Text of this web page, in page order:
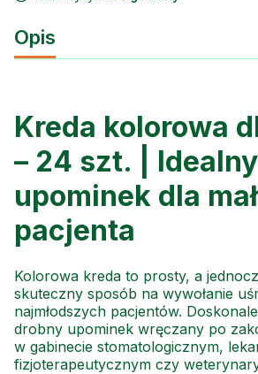
Opis
Kreda kolorowa
– 24 szt. | Idealny
upominek dla
pacjenta
Kolorowa kreda to prosty, a
skuteczny sposób na wywołanie
najmłodszych pacjentów.
drobny upominek wręczany po
w gabinecie stomatologicznym,
fizjoterapeutycznym czy